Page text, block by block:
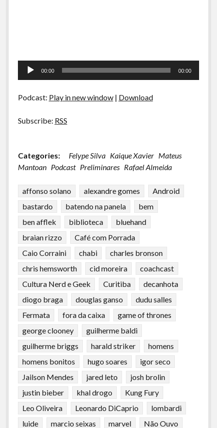
Tocador
00:00 00:00
Podcast: Play in new window| Download
Subscribe: RSS
Categories: Felype Silva Kaique Xavier Mateus
Mantoan Podcast Preliminares Rafael Almeida
affonso solano alexandre gomes
Android
bastardo
batendo na panela
bem
ben afflek
biblioteca
bluehand
braian rizzo
Café com Porrada
Caio Corraini
chabi
charles bronson
chris hemsworth
cid moreira
coachcast
Cultura Nerd e Geek
Curitiba
decanhota
diogo braga
douglas ganso
dudu salles
Fermata
fora da caixa
game of thrones
george clooney
guilherme baldi
guilherme briggs
harald striker
homens
homens bonitos
hugo soares
igor seco
Jailson Mendes
jared leto
josh brolin
justin bieber
khal drogo
Kung Fury
Leo Oliveira
Leonardo DiCaprio
lombardi
luide
marcio seixas marvel Não Ouvo